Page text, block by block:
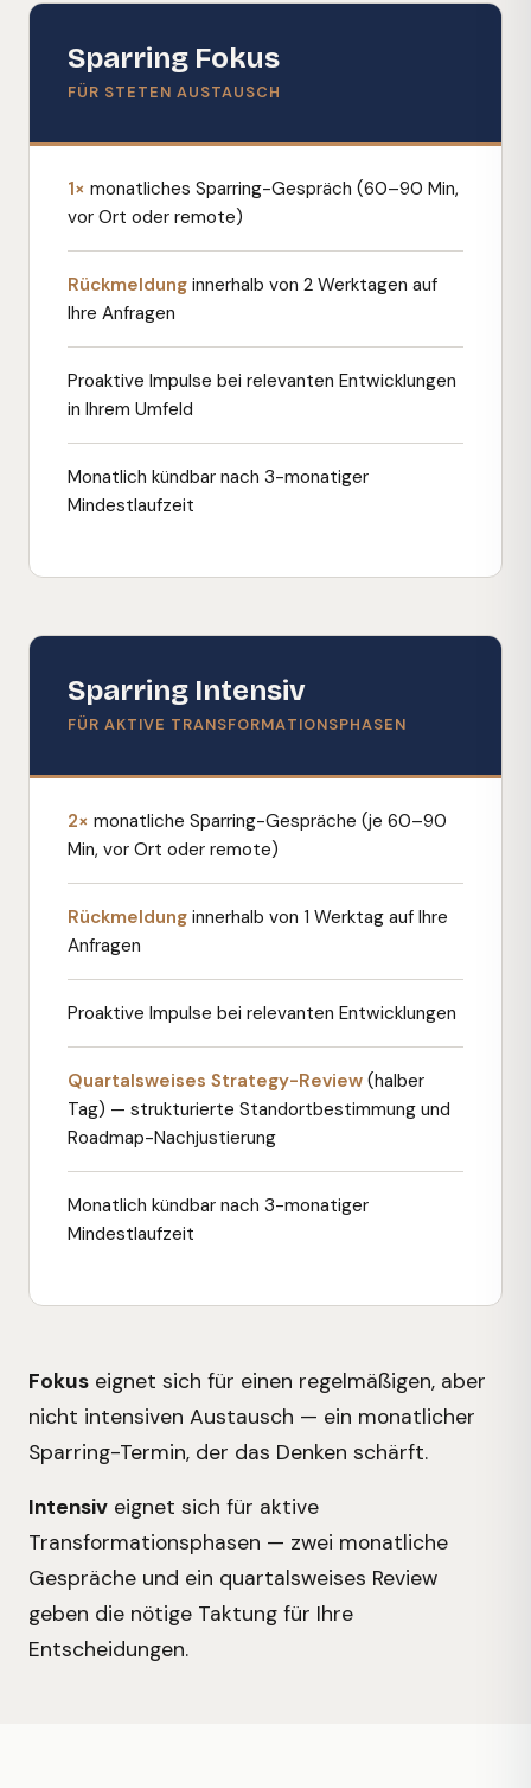
Sparring Fokus
FÜR STETEN AUSTAUSCH
1× monatliches Sparring-Gespräch (60–90 Min,
vor Ort oder remote)
Rückmeldung innerhalb von 2 Werktagen auf
Ihre Anfragen
Proaktive Impulse bei relevanten Entwicklungen
in Ihrem Umfeld
Monatlich kündbar nach 3-monatiger
Mindestlaufzeit
Sparring Intensiv
FÜR AKTIVE TRANSFORMATIONSPHASEN
2× monatliche Sparring-Gespräche (je 60–90
Min, vor Ort oder remote)
Rückmeldung innerhalb von 1 Werktag auf Ihre
Anfragen
Proaktive Impulse bei relevanten Entwicklungen
Quartalsweises Strategy-Review (halber
Tag) — strukturierte Standortbestimmung und
Roadmap-Nachjustierung
Monatlich kündbar nach 3-monatiger
Mindestlaufzeit
Fokus eignet sich für einen regelmäßigen, aber
nicht intensiven Austausch — ein monatlicher
Sparring-Termin, der das Denken schärft.
Intensiv eignet sich für aktive
Transformationsphasen — zwei monatliche
Gespräche und ein quartalsweises Review
geben die nötige Taktung für Ihre
Entscheidungen.